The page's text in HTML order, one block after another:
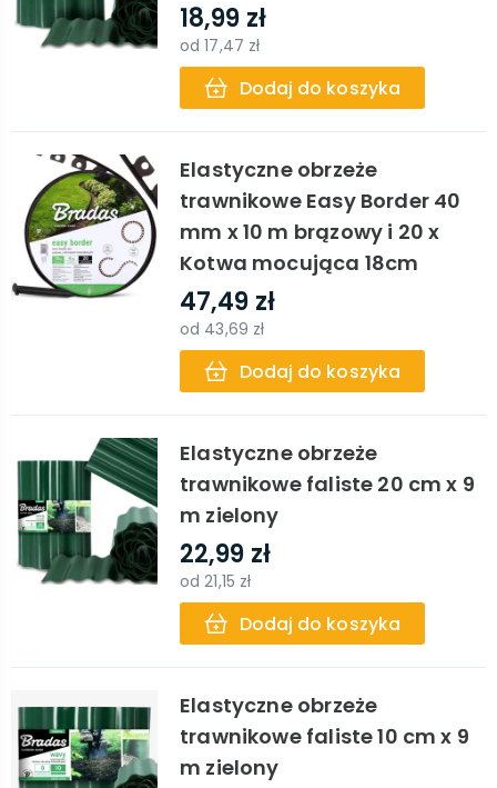
18,99 zł
od17,47 zł
Dodaj do koszyka
Elastyczne obrzeże
trawnikowe Easy Border 40
mm x 10 m brązowy i 20 x
Kotwa mocująca 18cm
47,49 zł
od 43,69 zł
Dodaj do koszyka
Elastyczne obrzeże
trawnikowe faliste 20 cm x 9
m zielony
22,99 zł
od21,15 zł
Dodaj do koszyka
Elastyczne obrzeże
trawnikowe faliste 10 cm x 9
m zielony